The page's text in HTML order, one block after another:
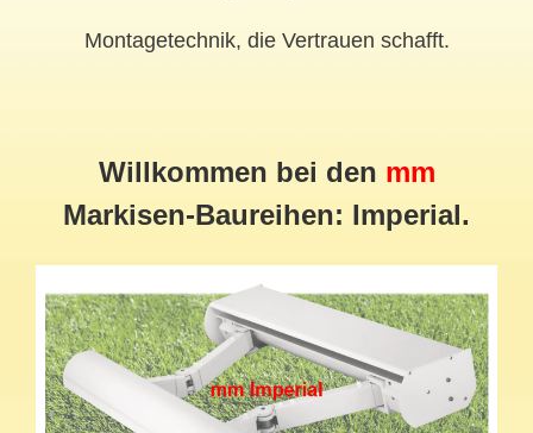
Montagetechnik, die Vertrauen schafft.
Willkommen bei den mm
Markisen-Baureihen: Imperial.